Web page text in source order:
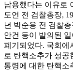
남용했다는 이유로
도언 전 검찰총장,
년 박순용 전 검찰
안건 등이 발의된
폐기되었다. 국회에
로 탄핵소추가 성공
통령에 대한 탄핵소